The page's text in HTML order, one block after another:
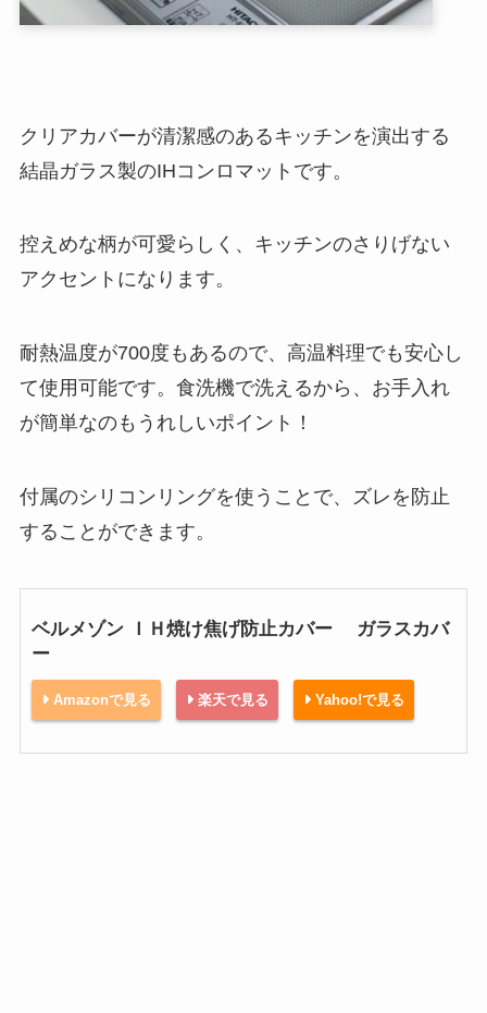
クリアカバーが清潔感のあるキッチンを演出する
結晶ガラス製のIHコンロマットです。
控えめな柄が可愛らしく、キッチンのさりげない
アクセントになります。
耐熱温度が700度もあるので、高温料理でも安心し
て使用可能です。食洗機で洗えるから、お手入れ
が簡単なのもうれしいポイント！
付属のシリコンリングを使うことで、ズレを防止
することができます。
ベルメゾン ＩＨ焼け焦げ防止カバー ガラスカバ
ー
Amazonで見る 楽天で見る Yahoo!で見る